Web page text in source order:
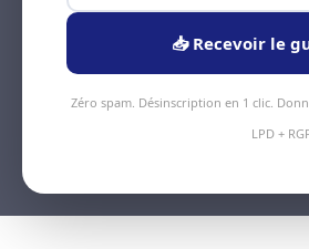
📥 Recevoir le
Zéro spam. Désinscription en 1 clic.
LPD +